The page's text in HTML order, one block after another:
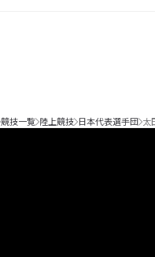
競技一覧 陸上競技 日本代表選手団 太